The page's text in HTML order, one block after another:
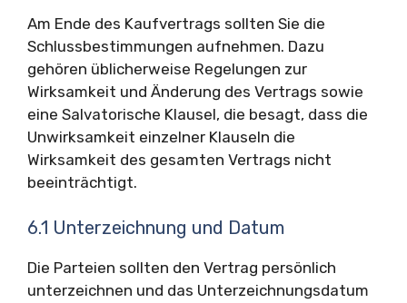
Am Ende des Kaufvertrags sollten Sie die
Schlussbestimmungen aufnehmen. Dazu
gehören üblicherweise Regelungen zur
Wirksamkeit und Änderung des Vertrags sowie
eine Salvatorische Klausel, die besagt, dass die
Unwirksamkeit einzelner Klauseln die
Wirksamkeit des gesamten Vertrags nicht
beeinträchtigt.
6.1 Unterzeichnung und Datum
Die Parteien sollten den Vertrag persönlich
unterzeichnen und das Unterzeichnungsdatum